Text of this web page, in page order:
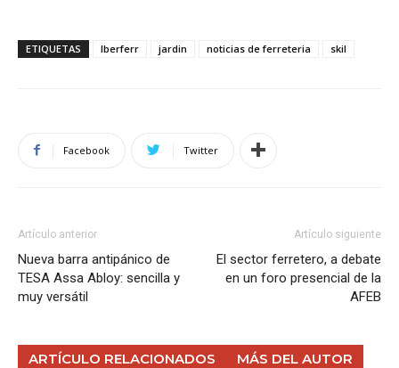
ETIQUETAS Iberferr jardin noticias de ferreteria skil
Facebook Twitter
Artículo anterior
Nueva barra antipánico de
TESA Assa Abloy: sencilla y
muy versátil
Artículo siguiente
El sector ferretero, a debate
en un foro presencial de la
AFEB
ARTÍCULO RELACIONADOS MÁS DEL AUTOR